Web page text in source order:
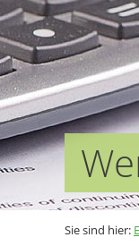
Sie sind hier: